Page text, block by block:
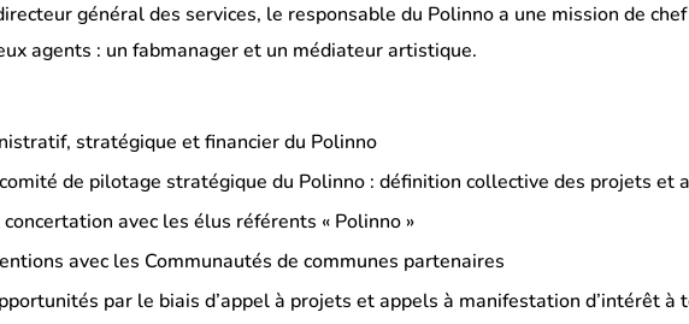
général des services, le responsable du Polinno a une mission de
agents : un fabmanager et un médiateur artistique.
stratégique et financier du Polinno
de pilotage stratégique du Polinno : définition collective des projets et
avec les élus référents « Polinno »
avec les Communautés de communes partenaires
par le biais d’appel à projets et appels à manifestation d’intérêt